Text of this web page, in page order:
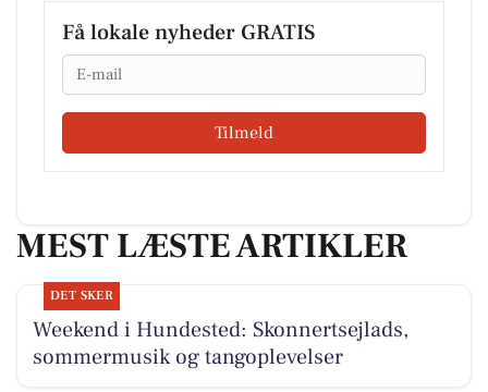
Få lokale nyheder GRATIS
Email
Tilmeld
MEST LÆSTE ARTIKLER
DET SKER
Weekend i Hundested: Skonnertsejlads,
sommermusik og tangoplevelser